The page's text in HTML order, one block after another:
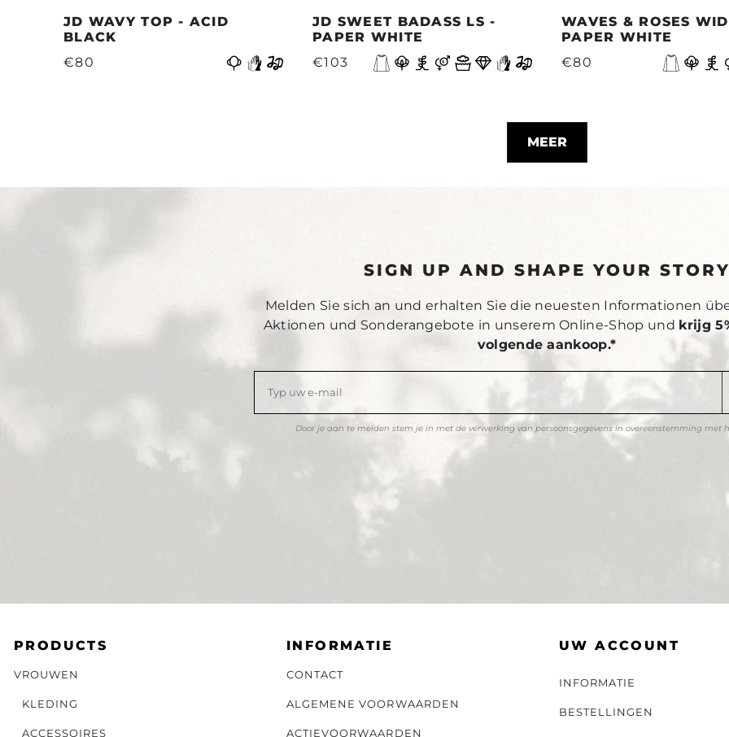
JD WAVY TOP - ACID
BLACK
€80
JD SWEET BADASS LS -
PAPER WHITE
€103
WAVES & ROSES
PAPER WHITE
€80
MEER
SIGN UP AND SHAPE YOUR STORY
Melden Sie sich an und erhalten Sie die neuesten Informationen
Aktionen und Sonderangebote in unserem Online-Shop und krijg
volgende aankoop.*
Door je aan te melden stem je in met de verwerking van persoonsgegevens in overeenstemming met
PRODUCTS
VROUWEN
KLEDING
ACCESSOIRES
INFORMATIE
CONTACT
ALGEMENE VOORWAARDEN
ACTIEVOORWAARDEN
UW ACCOUNT
INFORMATIE
BESTELLINGEN